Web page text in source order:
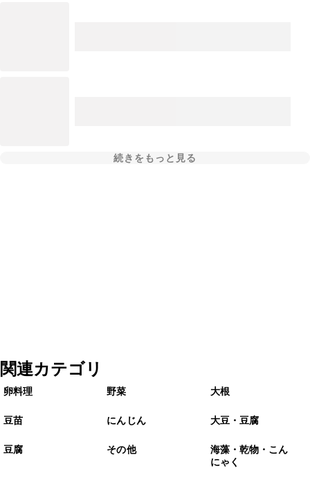
続きをもっと見る
関連カテゴリ
卵料理 野菜 大根
豆苗 にんじん 大豆・豆腐
豆腐 その他
海藻・乾物・こん
にゃく